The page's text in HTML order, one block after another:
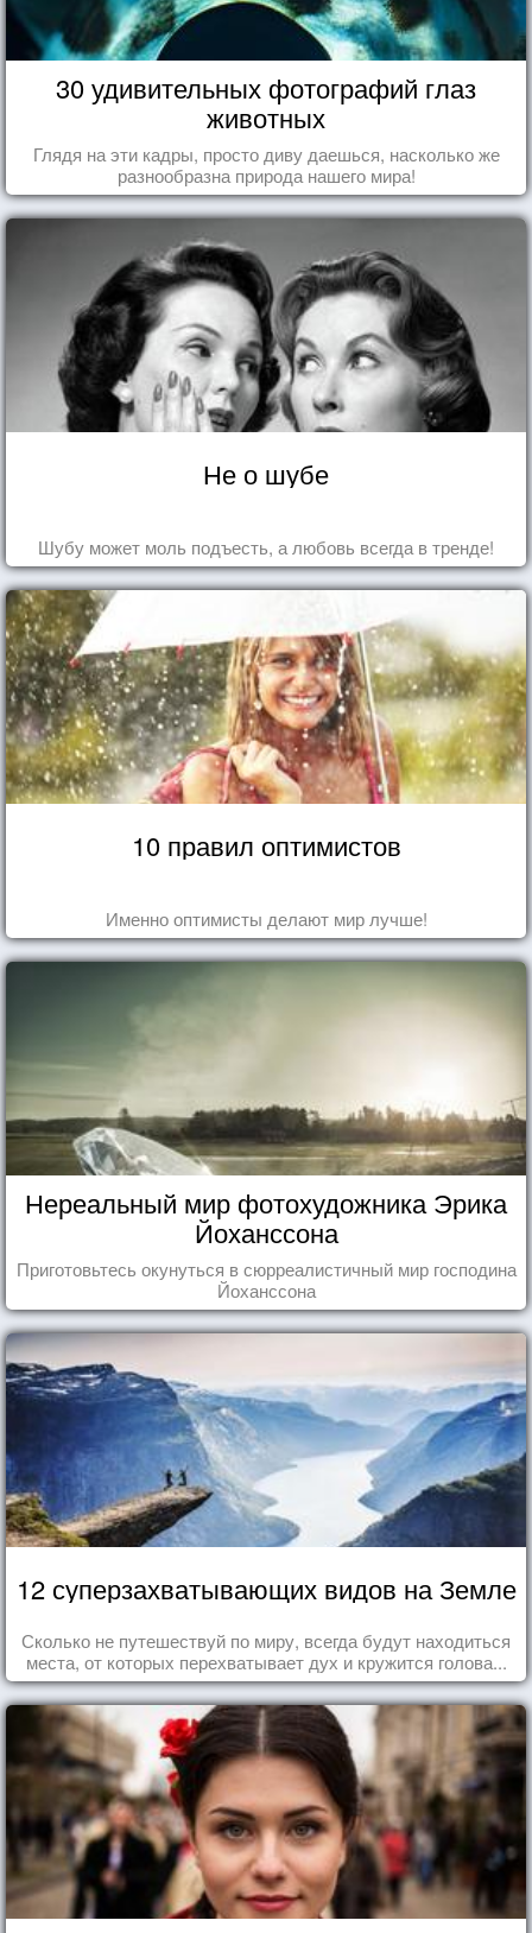
30 удивительных фотографий глаз
животных
Глядя на эти кадры, просто диву даешься, насколько же
разнообразна природа нашего мира!
Не о шубе
Шубу может моль подъесть, а любовь всегда в тренде!
10 правил оптимистов
Именно оптимисты делают мир лучше!
Нереальный мир фотохудожника Эрика
Йоханссона
Приготовьтесь окунуться в сюрреалистичный мир господина
Йоханссона
12 суперзахватывающих видов на Земле
Сколько не путешествуй по миру, всегда будут находиться
места, от которых перехватывает дух и кружится голова...